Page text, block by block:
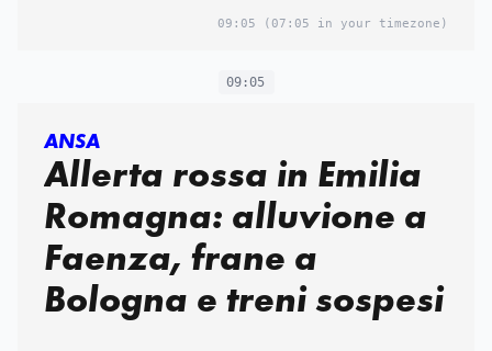
09:05 (07:05 in your timezone)
09:05
ANSA
Allerta rossa in Emilia
Romagna: alluvione a
Faenza, frane a
Bologna e treni sospesi